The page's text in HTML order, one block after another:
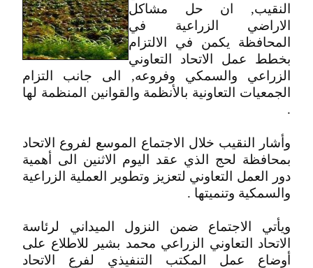
النقيب, ان حل مشاكل
الاراضي الزراعية في
المحافظة يكمن في الالتزام
بخطط عمل الاتحاد التعاوني
الزراعي والسمكي وفروعه, الى جانب التزام
الجمعيات التعاونية بالأنظمة والقوانين المنظمة لها
.
وأشار النقيب خلال الاجتماع الموسع لفروع الاتحاد
بمحافظة لحج الذي عقد اليوم الاثنين الى أهمية
دور العمل التعاوني لتعزيز وتطوير العملية الزراعية
والسمكية وتنميتها .
ويأتي الاجتماع ضمن النزول الميداني لرئاسة
الاتحاد التعاوني الزراعي محمد بشير للاطلاع على
أوضاع عمل المكتب التنفيذي لفرع الاتحاد